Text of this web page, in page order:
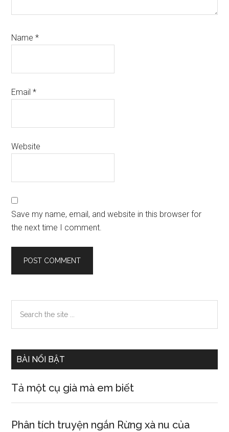
Name*
Email*
Website
Save my name, email, and website in this browser for
the next time I comment.
Primary
Sidebar
the
BÀI NỔI BẬT
Tả một cụ già mà em biết
Phân tích truyện ngắn Rừng xà nu của